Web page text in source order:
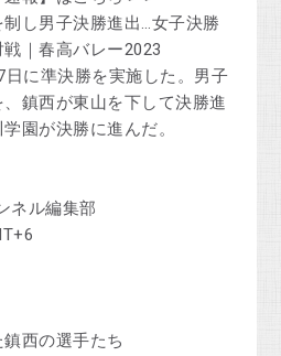
し男子決勝進出…女子決勝
｜春高バレー2023
日に準決勝を実施した。男子
鎮西が東山を下して決勝進
園が決勝に進んだ。
ネル編集部
西の選手たち